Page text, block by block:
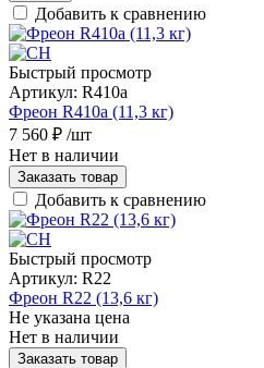
Добавить к сравнению
Быстрый просмотр
Артикул: R410a
Фреон R410a (11,3 кг)
7 560 ₽ /шт
Нет в наличии
Заказать товар
Добавить к сравнению
Быстрый просмотр
Артикул: R22
Фреон R22 (13,6 кг)
Не указана цена
Нет в наличии
Заказать товар